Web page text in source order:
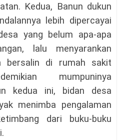
Kedua, Banun dukun
lebih dipercayai
yang belum apa-apa
lalu menyarankan
bersalin di rumah sakit
mumpuninya
kedua ini, bidan desa
menimba pengalaman
dari buku-buku